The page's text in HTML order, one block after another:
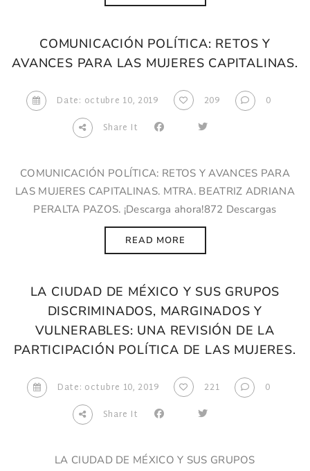
COMUNICACIÓN POLÍTICA: RETOS Y
AVANCES PARA LAS MUJERES CAPITALINAS.
Date: octubre 10, 2019 209
0
Share It
COMUNICACIÓN POLÍTICA: RETOS Y AVANCES PARA
LAS MUJERES CAPITALINAS. MTRA. BEATRIZ ADRIANA
PERALTA PAZOS. ¡Descarga ahora!872 Descargas
READ MORE
LA CIUDAD DE MÉXICO Y SUS GRUPOS
DISCRIMINADOS, MARGINADOS Y
VULNERABLES: UNA REVISIÓN DE LA
PARTICIPACIÓN POLÍTICA DE LAS MUJERES.
Date: octubre 10, 2019 221
0
Share It
LA CIUDAD DE MÉXICO Y SUS GRUPOS